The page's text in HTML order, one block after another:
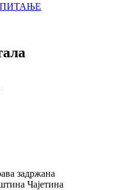
задржана
Чајетина